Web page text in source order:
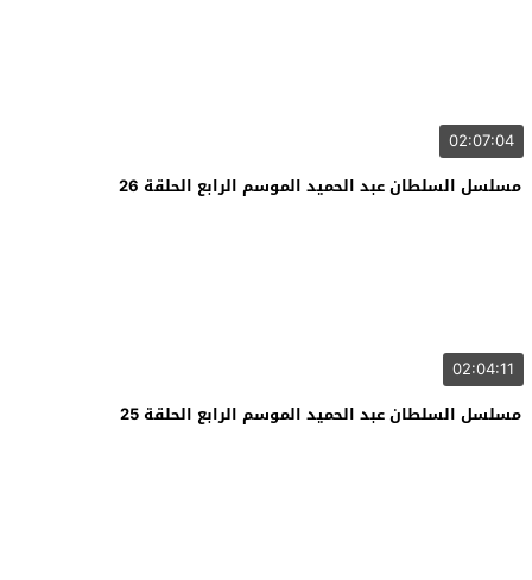
02:07:04
مسلسل السلطان عبد الحميد الموسم الرابع الحلقة 26
02:04:11
مسلسل السلطان عبد الحميد الموسم الرابع الحلقة 25